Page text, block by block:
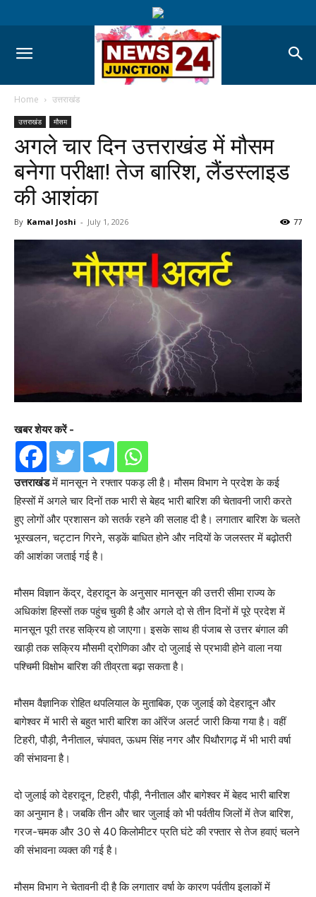
Home उत्तराखंड
उत्तराखंड मौसम
अगले चार दिन उत्तराखंड में मौसम
बनेगा परीक्षा! तेज बारिश, लैंडस्लाइड
की आशंका
By Kamal Joshi - July 1, 2026 77
खबर शेयर करें -
उत्तराखंडमें मानसून ने रफ्तार पकड़ ली है। मौसम विभाग ने प्रदेश के कई
हिस्सों में अगले चार दिनों तक भारी से बेहद भारी बारिश की चेतावनी जारी करते
हुए लोगों और प्रशासन को सतर्क रहने की सलाह दी है। लगातार बारिश के चलते
भूस्खलन, चट्टान गिरने, सड़कें बाधित होने और नदियों के जलस्तर में बढ़ोतरी
की आशंका जताई गई है।
मौसम विज्ञान केंद्र, देहरादून के अनुसार मानसून की उत्तरी सीमा राज्य के
अधिकांश हिस्सों तक पहुंच चुकी है और अगले दो से तीन दिनों में पूरे प्रदेश में
मानसून पूरी तरह सक्रिय हो जाएगा। इसके साथ ही पंजाब से उत्तर बंगाल की
खाड़ी तक सक्रिय मौसमी द्रोणिका और दो जुलाई से प्रभावी होने वाला नया
पश्चिमी विक्षोभ बारिश की तीव्रता बढ़ा सकता है।
मौसम वैज्ञानिक रोहित थपलियाल के मुताबिक, एक जुलाई को देहरादून और
बागेश्वर में भारी से बहुत भारी बारिश का ऑरेंज अलर्ट जारी किया गया है। वहीं
टिहरी, पौड़ी, नैनीताल, चंपावत, ऊधम सिंह नगर और पिथौरागढ़ में भी भारी वर्षा
की संभावना है।
दो जुलाई को देहरादून, टिहरी, पौड़ी, नैनीताल और बागेश्वर में बेहद भारी बारिश
का अनुमान है। जबकि तीन और चार जुलाई को भी पर्वतीय जिलों में तेज बारिश,
गरज-चमक और 30 से 40 किलोमीटर प्रति घंटे की रफ्तार से तेज हवाएं चलने
की संभावना व्यक्त की गई है।
मौसम विभाग ने चेतावनी दी है कि लगातार वर्षा के कारण पर्वतीय इलाकों में